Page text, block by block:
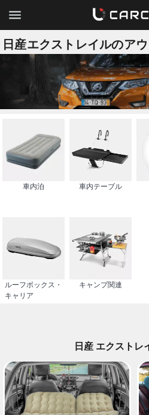
日産エクストレイルのア
車内泊 車内テーブル
ルーフボックス・
キャリア
キャンプ関連
日産 エクストレ